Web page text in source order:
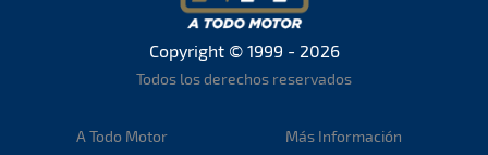
Copyright © 1999 - 2026
Todos los derechos reservados
A Todo Motor Más Información